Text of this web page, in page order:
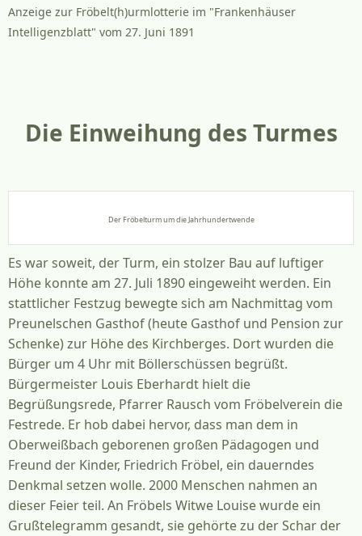
Anzeige zur Fröbelt(h)urmlotterie im "Frankenhäuser
Intelligenzblatt" vom 27. Juni 1891
Die Einweihung des Turmes
Der Fröbelturm um die Jahrhundertwende
Es war soweit, der Turm, ein stolzer Bau auf luftiger
Höhe konnte am 27. Juli 1890 eingeweiht werden. Ein
stattlicher Festzug bewegte sich am Nachmittag vom
Preunelschen Gasthof (heute Gasthof und Pension zur
Schenke) zur Höhe des Kirchberges. Dort wurden die
Bürger um 4 Uhr mit Böllerschüssen begrüßt.
Bürgermeister Louis Eberhardt hielt die
Begrüßungsrede, Pfarrer Rausch vom Fröbelverein die
Festrede. Er hob dabei hervor, dass man dem in
Oberweißbach geborenen großen Pädagogen und
Freund der Kinder, Friedrich Fröbel, ein dauerndes
Denkmal setzen wolle. 2000 Menschen nahmen an
dieser Feier teil. An Fröbels Witwe Louise wurde ein
Grußtelegramm gesandt, sie gehörte zu der Schar der